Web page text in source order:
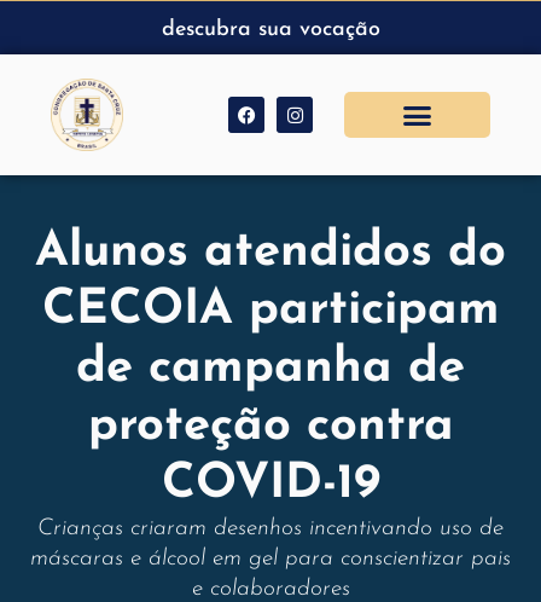
descubra sua vocação
Alunos atendidos do
CECOIA participam
de campanha de
proteção contra
COVID-19
Crianças criaram desenhos incentivando uso de
máscaras e álcool em gel para conscientizar pais
e colaboradores